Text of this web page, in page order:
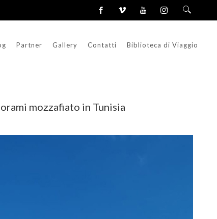
Partner Gallery Contatti Biblioteca di Viaggio
mozzafiato in Tunisia